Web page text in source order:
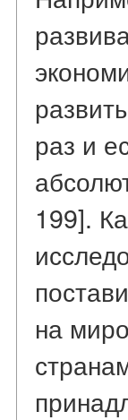
раз и
199].
на